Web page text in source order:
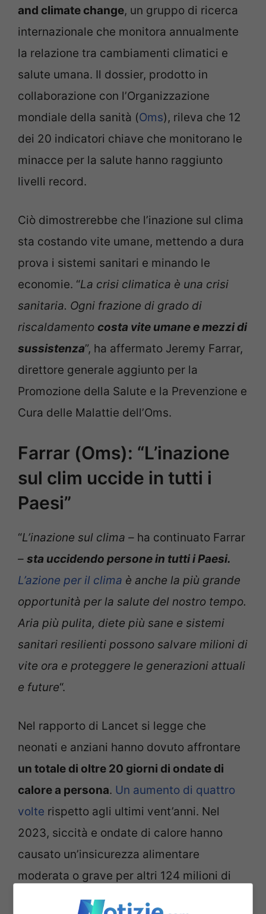
and climate change, un gruppo di ricerca
internazionale che monitora annualmente
la relazione tra cambiamenti climatici e
salute umana. Il dossier, prodotto in
collaborazione con l’Organizzazione
mondiale della sanità (Oms), rileva che 12
dei 20 indicatori chiave che monitorano le
minacce per la salute hanno raggiunto
livelli record.
Ciò dimostrerebbe che l’inazione sul clima
sta costando vite umane, mettendo a dura
prova i sistemi sanitari e minando le
economie. “La crisi climatica è una crisi
sanitaria. Ogni frazione di grado di
riscaldamento costa vite umane e mezzi di
sussistenza”, ha affermato Jeremy Farrar,
direttore generale aggiunto per la
Promozione della Salute e la Prevenzione e
Cura delle Malattie dell’Oms.
Farrar (Oms): “L’inazione
sul clim uccide in tutti i
Paesi”
“L’inazione sul clima – ha continuato Farrar
– sta uccidendo persone in tutti i Paesi.
L’azione per il clima è anche la più grande
opportunità per la salute del nostro tempo.
Aria più pulita, diete più sane e sistemi
sanitari resilienti possono salvare milioni di
vite ora e proteggere le generazioni attuali
e future“.
Nel rapporto di Lancet si legge che
neonati e anziani hanno dovuto affrontare
un totale di oltre 20 giorni di ondate di
calore a persona. Un aumento di quattro
volte rispetto agli ultimi vent’anni. Nel
2023, siccità e ondate di calore hanno
causato un’insicurezza alimentare
moderata o grave per altri 124 milioni di
persone. L’esposizione al caldo ha causato